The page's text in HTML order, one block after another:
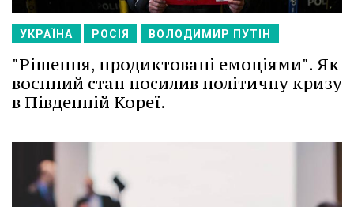
УКРАЇНА РОСІЯ ВОЛОДИМИР ПУТІН
"Рішення, продиктовані емоціями". Як
воєнний стан посилив політичну кризу
в Південній Кореї.